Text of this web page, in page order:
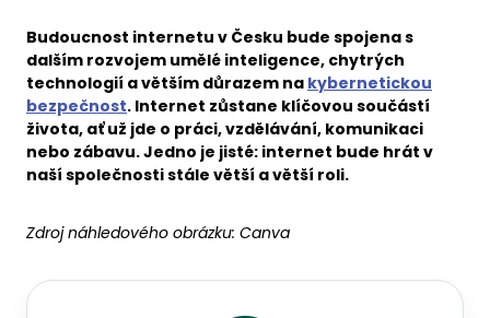
Budoucnost internetu v Česku bude spojena s
dalším rozvojem umělé inteligence, chytrých
technologií a větším důrazem na kybernetickou
bezpečnost. Internet zůstane klíčovou součástí
života, ať už jde o práci, vzdělávání, komunikaci
nebo zábavu. Jedno je jisté: internet bude hrát v
naší společnosti stále větší a větší roli.
Zdroj náhledového obrázku: Canva